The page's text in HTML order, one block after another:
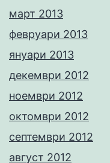
март 2013
февруари 2013
януари 2013
декември 2012
ноември 2012
октомври 2012
септември 2012
август 2012